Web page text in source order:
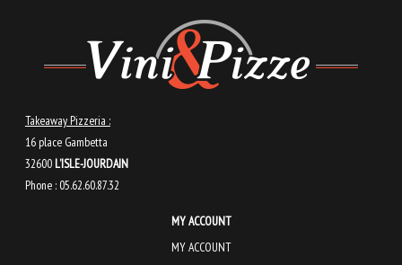
Takeaway Pizzeria :
16 place Gambetta
32600L’ISLE-JOURDAIN
Phone : 05.62.60.87.32
MY ACCOUNT
MY ACCOUNT